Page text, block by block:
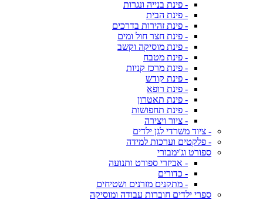
- פינת בנייה ונגרות
- פינת הבית
- פינת זהירות בדרכים
- פינת חצר חול ומים
- פינת מוסיקה וקשב
- פינת מטבח
- פינת מרכז קניות
- פינת קודש
- פינת רופא
- פינת תאטרון
- פינת תחפושות
- ציור ויצירה
- ציוד משרדי לגן ילדים
- פלקטים וערכות למידה
ספורט וג'ימבורי
- אביזרי ספורט ותנועה
- כדורים
- מתקנים מזרנים ושטיחים
ספרי ילדים חוברות עבודה ומוסיקה